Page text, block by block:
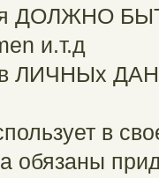
ДОЛЖНО
и.т.д
в ЛИЧНЫх
в
обязаны